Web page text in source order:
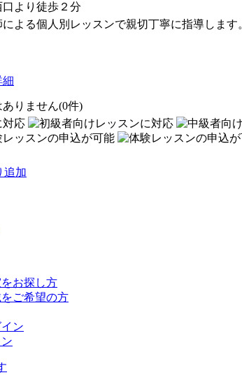
より徒歩２分
よる個人別レッスンで親切丁寧に指導します
細
ありません(0件)
追加
お探し方
ご希望の方
ン